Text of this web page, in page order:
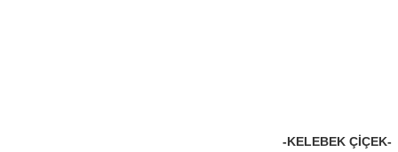
-KELEBEK ÇIÇEK-